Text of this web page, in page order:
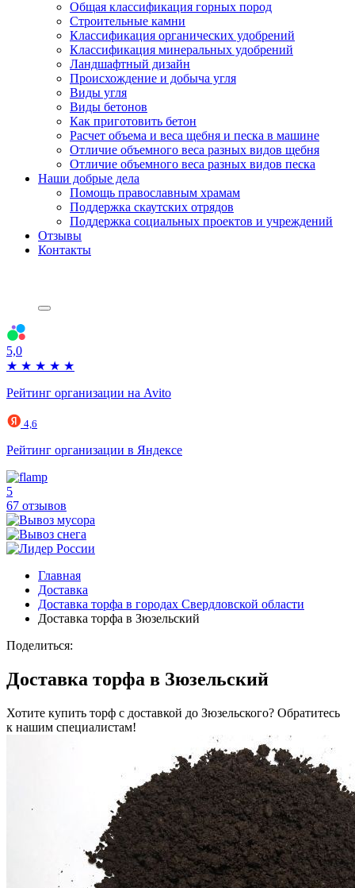
Общая классификация горных пород
Строительные камни
Классификация органических удобрений
Классификация минеральных удобрений
Ландшафтный дизайн
Происхождение и добыча угля
Виды угля
Виды бетонов
Как приготовить бетон
Расчет объема и веса щебня и песка в машине
Отличие объемного веса разных видов щебня
Отличие объемного веса разных видов песка
Наши добрые дела
Помощь православным храмам
Поддержка скаутских отрядов
Поддержка социальных проектов и учреждений
Отзывы
Контакты
5,0
★ ★ ★ ★ ★
Рейтинг организации на Avito
4,6
Рейтинг организации в Яндексе
5
67 отзывов
Главная
Доставка
Доставка торфа в городах Свердловской области
Доставка торфа в Зюзельский
Поделиться:
Доставка торфа в Зюзельский
Хотите купить торф с доставкой до Зюзельского? Обратитесь
к нашим специалистам!